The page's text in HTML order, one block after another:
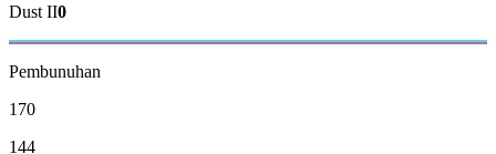
Dust II0
Pembunuhan
170
144